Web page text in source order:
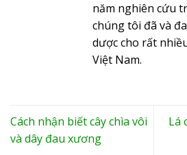
năm nghiên cứu
chúng tôi đã và
dược cho rất
Việt Nam.
Cách nhận biết cây chìa vôi
và dây đau xương
Lá